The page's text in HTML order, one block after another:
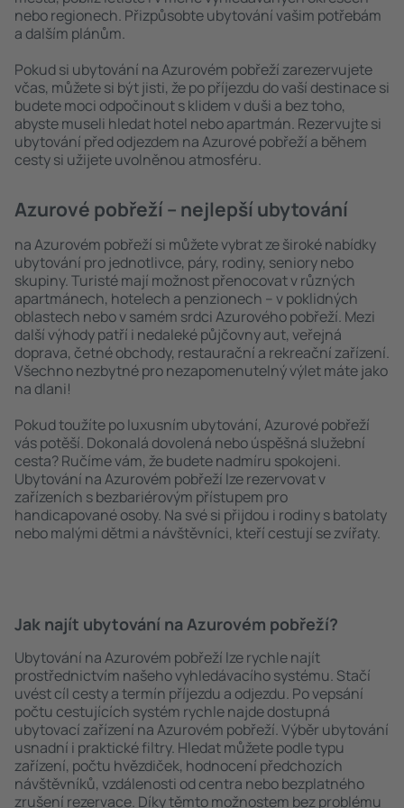
nebo regionech. Přizpůsobte ubytování vašim potřebám
a dalším plánům.
Pokud si ubytování na Azurovém pobřeží zarezervujete
včas, můžete si být jisti, že po příjezdu do vaší destinace si
budete moci odpočinout s klidem v duši a bez toho,
abyste museli hledat hotel nebo apartmán. Rezervujte si
ubytování před odjezdem na Azurové pobřeží a během
cesty si užijete uvolněnou atmosféru.
Azurové pobřeží – nejlepší ubytování
na Azurovém pobřeží si můžete vybrat ze široké nabídky
ubytování pro jednotlivce, páry, rodiny, seniory nebo
skupiny. Turisté mají možnost přenocovat v různých
apartmánech, hotelech a penzionech – v poklidných
oblastech nebo v samém srdci Azurového pobřeží. Mezi
další výhody patří i nedaleké půjčovny aut, veřejná
doprava, četné obchody, restaurační a rekreační zařízení.
Všechno nezbytné pro nezapomenutelný výlet máte jako
na dlani!
Pokud toužíte po luxusním ubytování, Azurové pobřeží
vás potěší. Dokonalá dovolená nebo úspěšná služební
cesta? Ručíme vám, že budete nadmíru spokojeni.
Ubytování na Azurovém pobřeží lze rezervovat v
zařízeních s bezbariérovým přístupem pro
handicapované osoby. Na své si přijdou i rodiny s batolaty
nebo malými dětmi a návštěvníci, kteří cestují se zvířaty.
Jak najít ubytování na Azurovém pobřeží?
Ubytování na Azurovém pobřeží lze rychle najít
prostřednictvím našeho vyhledávacího systému. Stačí
uvést cíl cesty a termín příjezdu a odjezdu. Po vepsání
počtu cestujících systém rychle najde dostupná
ubytovací zařízení na Azurovém pobřeží. Výběr ubytování
usnadní i praktické filtry. Hledat můžete podle typu
zařízení, počtu hvězdiček, hodnocení předchozích
návštěvníků, vzdálenosti od centra nebo bezplatného
zrušení rezervace. Díky těmto možnostem bez problému